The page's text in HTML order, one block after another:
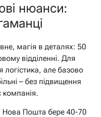
нюанси:
магія в деталях: 50
відділенні. Для
але базово
– без підвищення
компанія.
Нова Пошта бере 40-70